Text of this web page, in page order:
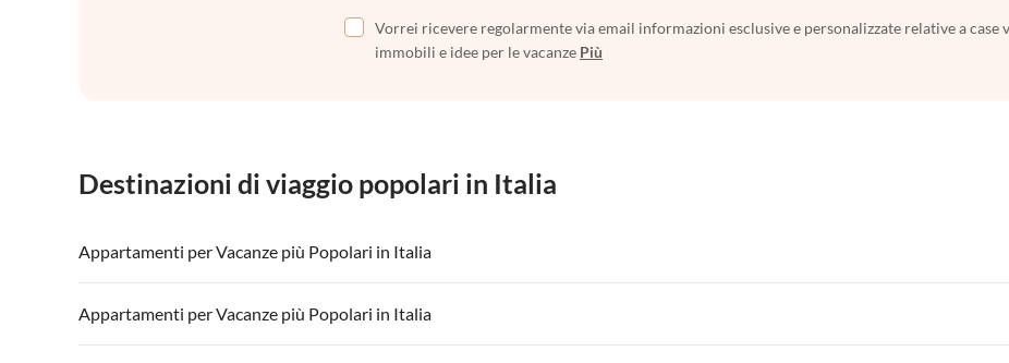
Vorrei ricevere regolarmente via email informazioni esclusive e personalizzate relative a case
immobili e idee per le vacanze Più
Destinazioni di viaggio popolari in Italia
Appartamenti per Vacanze più Popolari in Italia
Appartamenti per Vacanze in Italia Appartamenti per Vacanze in Liguria
Appartamenti per Vacanze in Lago di Garda Appartamenti per Vacanze in Lago di Como
Appartamenti per Vacanze più Popolari in Italia